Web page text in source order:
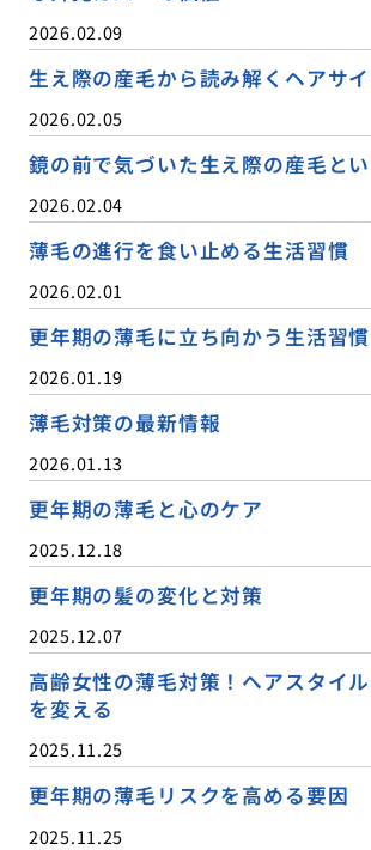
2026.02.09
生え際の産毛から読み解くヘアサ
2026.02.05
鏡の前で気づいた生え際の産毛と
2026.02.04
薄毛の進行を食い止める生活習慣
2026.02.01
更年期の薄毛に立ち向かう生活習慣
2026.01.19
薄毛対策の最新情報
2026.01.13
更年期の薄毛と心のケア
2025.12.18
更年期の髪の変化と対策
2025.12.07
高齢女性の薄毛対策！ヘアスタイ
を変える
2025.11.25
更年期の薄毛リスクを高める要因
2025.11.25